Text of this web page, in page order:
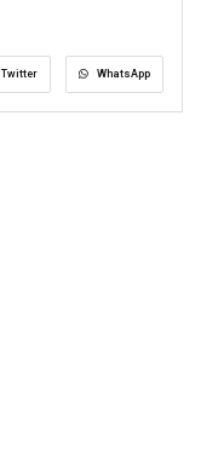
Twitter WhatsApp